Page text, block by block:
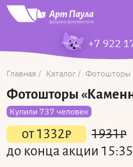
+7 922
Главная Каталог Фотошторы
Фотошторы
Купили 737 человек
от1332₽ 1931₽
до конца акции